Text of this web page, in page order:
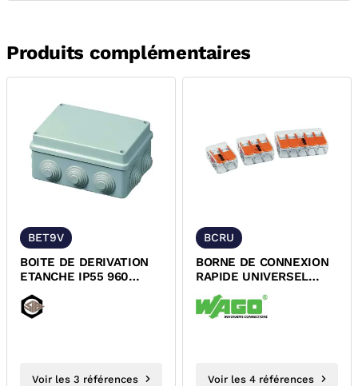
Produits complémentaires
BET9V
BOITE DE DERIVATION
ETANCHE IP55 960
DEGRES
Voir les 3 références
BCRU
BORNE DE CONNEXION
RAPIDE UNIVERSEL
WAGO 221 MINI
Voir les 4 références